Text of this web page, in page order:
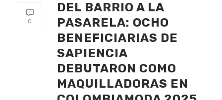
0
DEL BARRIO A LA
PASARELA: OCHO
BENEFICIARIAS DE
SAPIENCIA
DEBUTARON COMO
MAQUILLADORAS EN